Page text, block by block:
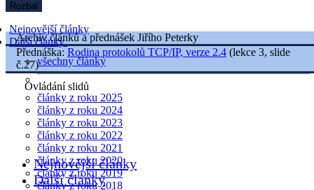
Nejnovější články
Další články
všechny články
články z roku 2025
články z roku 2024
články z roku 2023
články z roku 2022
články z roku 2021
články z roku 2020
články z roku 2019
články z roku 2018
Rozbal
Archiv článků a přednášek Jiřího Peterky
Přednáška: Rodina protokolů TCP/IP, verze 2.4 (lekce 3, slide
č.27)
Ovládání slidů
Nejnovější články
Další články